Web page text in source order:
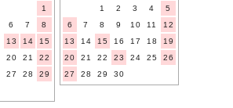
1
6 7
8
13 14
15
20 21
22
27 28
29
1
2 3 4
5
6
7 8 9 10 11
12
13
14 15 16 17 18
19
20
21 22 23 24 25
26
27
28 29 30